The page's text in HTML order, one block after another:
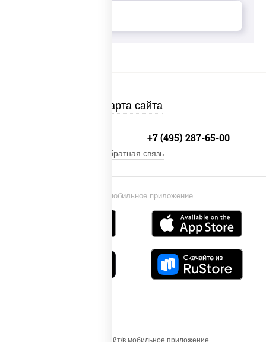
Карта сайта
Установи мобильное приложение
+7 (495) 287-65-00
Обратная связь
Осуществляя вход на этот Сайт/в мобильное приложение